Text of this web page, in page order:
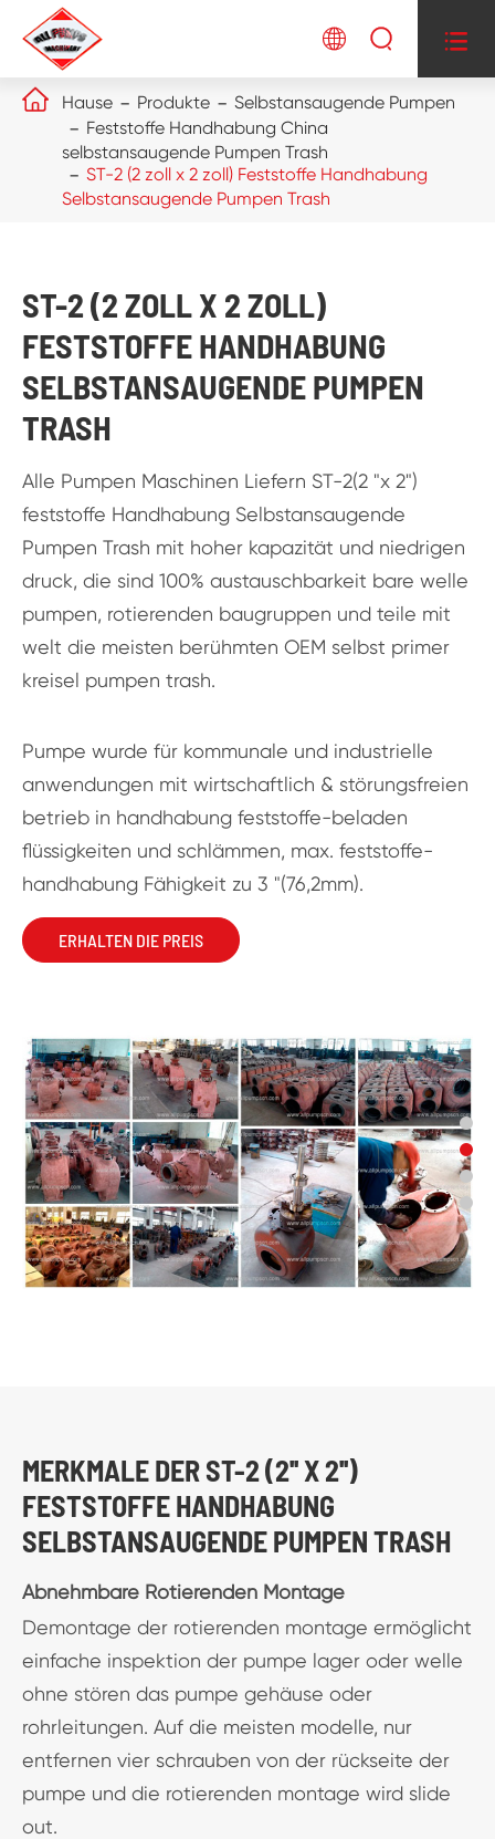
  
 Hause Produkte
Selbstansaugende Pumpen
Feststoffe Handhabung China
selbstansaugende Pumpen Trash
ST-2 (2 zoll x 2 zoll) Feststoffe Handhabung
Selbstansaugende Pumpen Trash
ST-2 (2 ZOLL X 2 ZOLL)
FESTSTOFFE HANDHABUNG
SELBSTANSAUGENDE PUMPEN
TRASH
Alle Pumpen Maschinen Liefern ST-2(2 "x 2")
feststoffe Handhabung Selbstansaugende
Pumpen Trash mit hoher kapazität und niedrigen
druck, die sind 100% austauschbarkeit bare welle
pumpen, rotierenden baugruppen und teile mit
welt die meisten berühmten OEM selbst primer
kreisel pumpen trash.
Pumpe wurde für kommunale und industrielle
anwendungen mit wirtschaftlich & störungsfreien
betrieb in handhabung feststoffe-beladen
flüssigkeiten und schlämmen, max. feststoffe-
handhabung Fähigkeit zu 3 "(76,2mm).
ERHALTEN DIE PREIS
MERKMALE DER ST-2 (2'' X 2'')
FESTSTOFFE HANDHABUNG
SELBSTANSAUGENDE PUMPEN TRASH
Abnehmbare Rotierenden Montage
Demontage der rotierenden montage ermöglicht
einfache inspektion der pumpe lager oder welle
ohne stören das pumpe gehäuse oder
rohrleitungen. Auf die meisten modelle, nur
entfernen vier schrauben von der rückseite der
pumpe und die rotierenden montage wird slide
out.